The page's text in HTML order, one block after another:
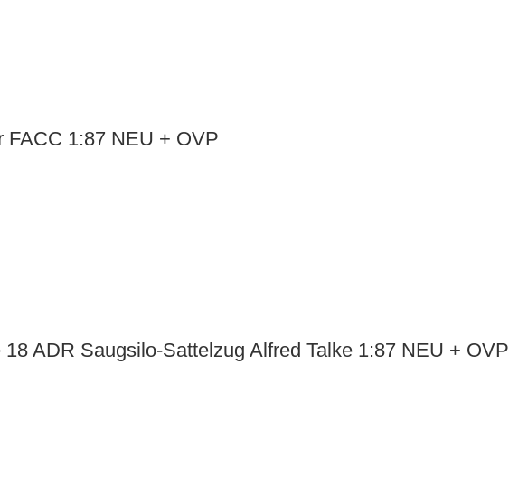
FACC 1:87 NEU + OVP
ADR Saugsilo-Sattelzug Alfred Talke 1:87 NEU + OVP